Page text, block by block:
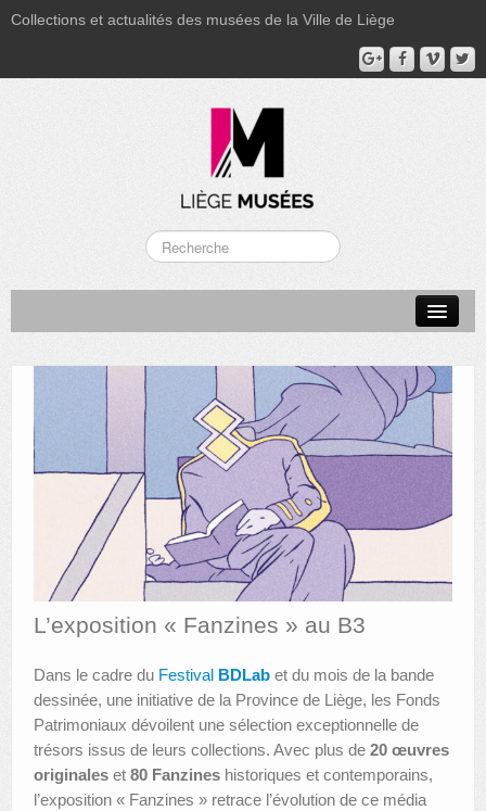
Collections et actualités des musées de la Ville de Liège
MUSÉE GRÉTRY
MUSÉE DU LUMINAIRE
FONDS PATRIMONIAUX
AUTRES LIEUX
ANIMATIONS DES MUSÉES
PUBLICATIONS
LE PORTAIL DES COLLECTIONS
L’exposition « Fanzines » au B3
Dans le cadre du Festival BDLab et du mois de la bande
dessinée, une initiative de la Province de Liège, les Fonds
Patrimoniaux dévoilent une sélection exceptionnelle de
trésors issus de leurs collections. Avec plus de 20 œuvres
originales et 80 Fanzines historiques et contemporains,
l’exposition « Fanzines » retrace l’évolution de ce média